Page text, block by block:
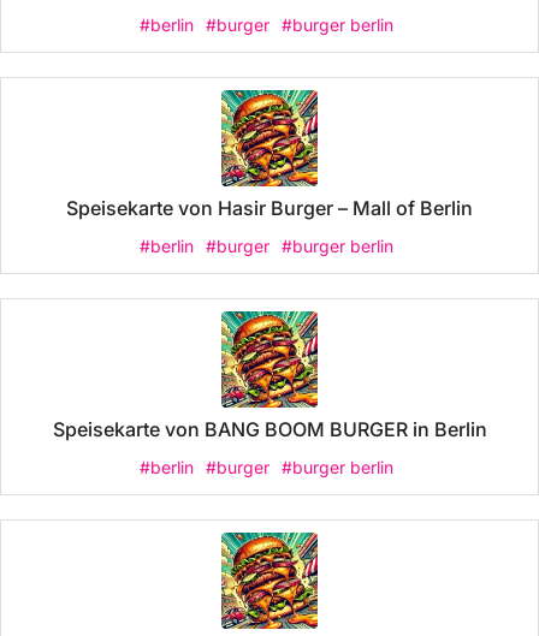
#berlin #burger #burger berlin
Speisekarte von Hasir Burger – Mall of Berlin
#berlin #burger #burger berlin
Speisekarte von BANG BOOM BURGER in Berlin
#berlin #burger #burger berlin